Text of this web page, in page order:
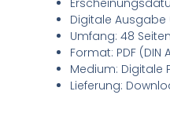
Digitale Ausgabe
Umfang: 48 Seiten
Format: PDF (DIN
Medium: Digitale
Lieferung: